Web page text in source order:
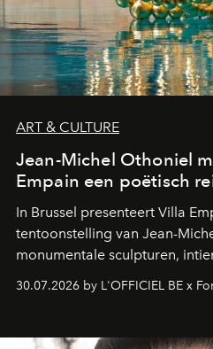
ART & CULTURE
Jean-Michel Othoniel
Empain een poëtisch
In Brussel presenteert Villa
tentoonstelling van Jean-
monumentale sculpturen,
fonkelend Murano-glas
een emotionele reis waarin
moment van verwondering.
30.07.2026 by L'OFFICIEL BE x